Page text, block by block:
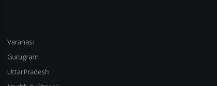
Varanasi
Gurugram
UttarPradesh